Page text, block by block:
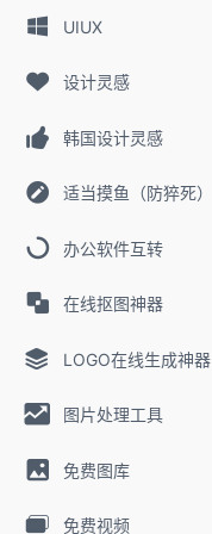
UIUX
设计灵感
韩国设计灵感
适当摸鱼（防猝死）
办公软件互转
在线抠图神器
LOGO在线生成神器
图片处理工具
免费图库
免费视频